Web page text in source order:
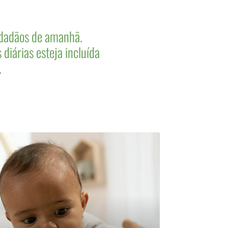
de amanhã.
esteja incluída